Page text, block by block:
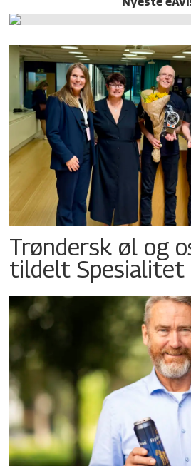
Trøndersk øl og
tildelt Spesialitet